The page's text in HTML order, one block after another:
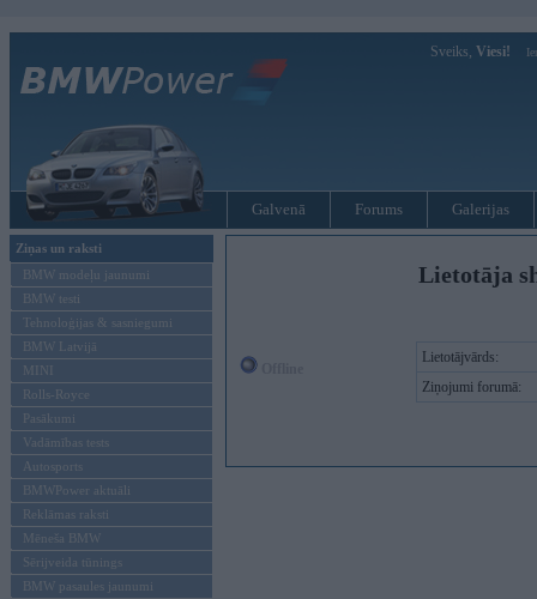
Sveiks, Viesi!
Galvenā Forums Galerijas
Ziņas un raksti
BMW modeļu jaunumi
BMW testi
Tehnoloģijas & sasniegumi
BMW Latvijā
MINI
Rolls-Royce
Pasākumi
Vadāmības tests
Autosports
BMWPower aktuāli
Reklāmas raksti
Mēneša BMW
Sērijveida tūnings
BMW pasaules jaunumi
Lietotāja
Lietotājvārds:
Ziņojumi forumā: